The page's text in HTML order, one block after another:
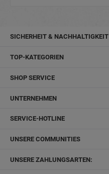
SICHERHEIT & NACHHALTIGKEIT
TOP-KATEGORIEN
SHOP SERVICE
UNTERNEHMEN
SERVICE-HOTLINE
UNSERE COMMUNITIES
UNSERE ZAHLUNGSARTEN: